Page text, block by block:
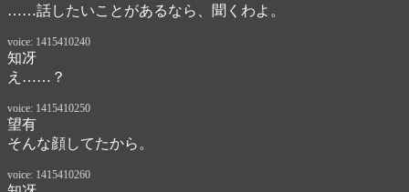
……話したいことがあるなら、聞くわよ。
voice: 1415410240
知冴
え……？
voice: 1415410250
望有
そんな顔してたから。
voice: 1415410260